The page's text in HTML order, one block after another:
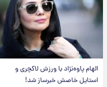
الهام پاوه‌نژاد با ورزش لاکچری و
استایل خاصش خبرساز شد!